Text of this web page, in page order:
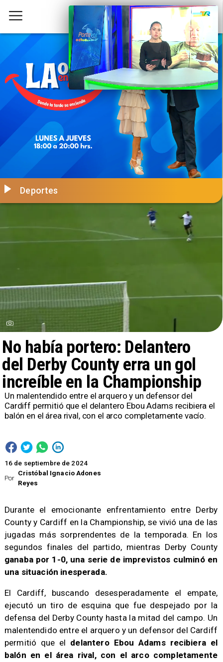
Por
Cristóbal Ignacio Adones
Reyes
No había portero: Delantero
del Derby County erra un gol
increíble en la Championship
Deportes
16 de septiembre de 2024
Un malentendido entre el arquero y un defensor del
Cardiff permitió que el delantero Ebou Adams recibiera el
balón en el área rival, con el arco completamente vacío.
Durante el emocionante enfrentamiento entre Derby
County y Cardiff en la Championship, se vivió una de las
jugadas más sorprendentes de la temporada. En los
segundos finales del partido, mientras Derby County
ganaba por 1-0, una serie de imprevistos culminó en
una situación inesperada.
El Cardiff, buscando desesperadamente el empate,
ejecutó un tiro de esquina que fue despejado por la
defensa del Derby County hasta la mitad del campo. Un
malentendido entre el arquero y un defensor del Cardiff
permitió que el delantero Ebou Adams recibiera el
balón en el área rival, con el arco completamente